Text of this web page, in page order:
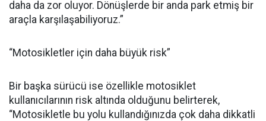
daha da zor oluyor. Dönüşlerde bir anda park etmiş bir
araçla karşılaşabiliyoruz.”
“Motosikletler için daha büyük risk”
Bir başka sürücü ise özellikle motosiklet
kullanıcılarının risk altında olduğunu belirterek,
“Motosikletle bu yolu kullandığınızda çok daha dikkatli